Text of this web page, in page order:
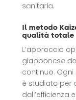
sanitaria.
Il metodo
qualità totale
L’approccio
giapponese
continuo.
è studiato per
dall’efficienza